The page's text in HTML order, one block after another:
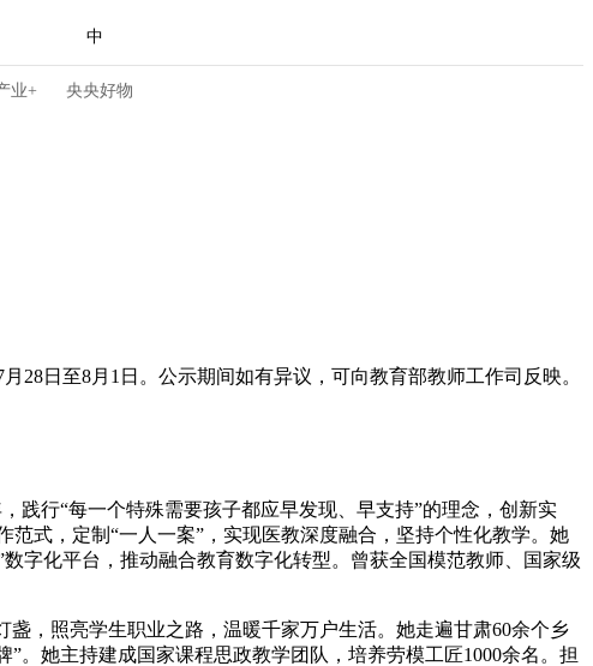
中
业+ 央央好物
阅读 艺术 汽车 数智 5G 产业+
洋 时尚 天气 才艺 网展 央央好物
日至8月1日。公示期间如有异议，可向教育部教师工作司反映。
行“每一个特殊需要孩子都应早发现、早支持”的理念，创新实
范式，定制“一人一案”，实现医教深度融合，坚持个性化教学。她
字化平台，推动融合教育数字化转型。曾获全国模范教师、国家级
，照亮学生职业之路，温暖千家万户生活。她走遍甘肃60余个乡
。她主持建成国家课程思政教学团队，培养劳模工匠1000余名。担